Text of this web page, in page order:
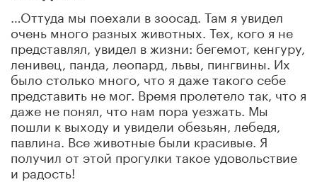
…Оттуда мы поехали в зоосад. Там я увидел
очень много разных животных. Тех, кого я не
представлял, увидел в жизни: бегемот, кенгуру,
ленивец, панда, леопард, львы, пингвины. Их
было столько много, что я даже такого себе
представить не мог. Время пролетело так, что я
даже не понял, что нам пора уезжать. Мы
пошли к выходу и увидели обезьян, лебедя,
павлина. Все животные были красивые. Я
получил от этой прогулки такое удовольствие
и радость!